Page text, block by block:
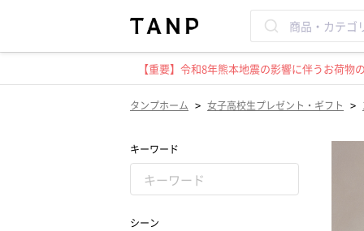
【重要】令和8年熊本地震の影響に伴うお荷
タンプホーム > 女子高校生プレゼント・ギフト >
キーワード
シーン